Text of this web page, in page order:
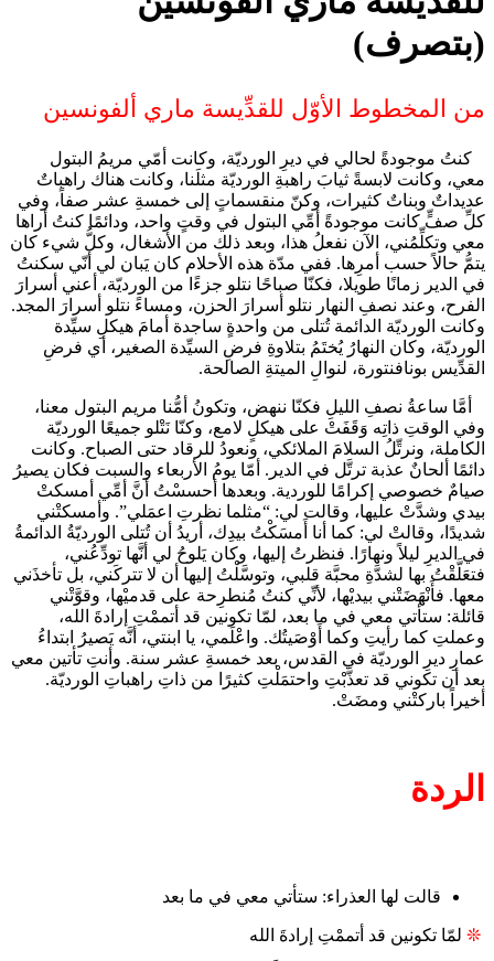
(بتصرف)
من المخطوط الأوّل للقدِّيسة ماري ألفونسين
كنتُ موجودةً لحالي في ديرِ الورديّة، وكانت أمّي مريمُ البتول
معي، وكانت لابسةً ثيابَ راهبةِ الورديّة مثلَنا، وكانت هناك راهباتٌ
عديداتٌ وبناتٌ كثيرات، وكنّ منقسماتٍ إلى خمسةِ عشر صفاً، وفي
كلِّ صفٍّ كانت موجودةً أمِّي البتول في وقتٍ واحد، ودائمًا كنتُ أراها
معي وتكلِّمُني، الآن نفعلُ هذا، وبعد ذلك من الأشغال، وكلُّ شيء كان
يتمُّ حالاً حسب أمرِها. ففي مدّة هذه الأحلام كان يَبان لي أنّي سكنتُ
في الدير زمانًا طويلا، فكنّا صباحًا نتلو جزءًا من الورديّة، أعني أسرارَ
الفرح، وعند نصفِ النهار نتلو أسرارَ الحزن، ومساءً نتلو أسرارَ المجد.
وكانت الورديّة الدائمة تُتلى من واحدةٍ ساجدة أمامَ هيكلِ سيِّدة
الورديّة، وكان النهارُ يُختَمُ بتلاوةِ فرضِ السيِّدة الصغير، أي فرضِ
القدِّيس بونافنتورة، لنوالِ الميتةِ الصالحة.
أمَّا ساعةُ نصفِ الليلِ فكنّا ننهض، وتكونُ أمُّنا مريم البتول معنا،
وفي الوقتِ ذاتِه وَقَفَتْ على هيكلٍ لامع، وكنّا نَتْلو جميعًا الورديّة
الكاملة، ونرتِّلُ السلامَ الملائكي، ونعودُ للرقاد حتى الصباح. وكانت
دائمًا ألحانٌ عذبة ترتَّل في الدير. أمّا يومُ الأربعاء والسبت فكان يصيرُ
صيامٌ خصوصي إكرامًا للوردية. وبعدها أحسسْتُ أنَّ أمِّي أمسكتْ
بيدي وشدَّتْ عليها، وقالت لي: “مثلما نظرتِ اعمَلي”. وأمسكتْني
شديدًا، وقالتْ لي: كما أنا أَمسَكْتُ بيدِك، أريدُ أن تُتلى الورديّةُ الدائمةُ
في الديرِ ليلاً ونهارًا. فنظرتُ إليها، وكان يَلوحُ لي أنَّها تودِّعُني،
فتعَلَّقْتُ بها لشدَّةِ محبَّة قلبي، وتوسَّلْتُ إليها أن لا تتركَني، بل تأخذَني
معها. فأَنْهَضَتْني بيديْها، لأنِّي كنتُ مُنطرِحة على قدميْها، وقوَّتْني
قائلة: ستأتي معي في ما بعد، لمّا تكونين قد أتممْتِ إرادةَ الله،
وعملتِ كما رأيتِ وكما أَوْصَيتُك. واعْلَمي، يا ابنتي، أنَّه يَصيرُ ابتداءُ
عمارِ ديرِ الورديّة في القدس، بعد خمسةِ عشر سنة. وأنتِ تأتين معي
بعد أن تكوني قد تعذَّبْتِ واحتمَلْتِ كثيرًا من ذاتِ راهباتِ الورديّة.
أخيراً باركتْني ومضَتْ.
الردة
قالت لها العذراء: ستأتي معي في ما بعد
❊ لمّا تكونين قد أتممْتِ إرادةَ الله